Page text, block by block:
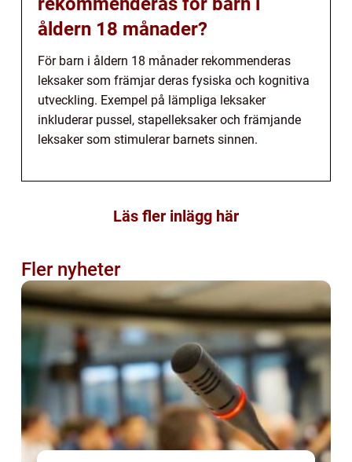
åldern 18 månader?
För barn i åldern 18 månader rekommenderas
leksaker som främjar deras fysiska och kognitiva
utveckling. Exempel på lämpliga leksaker
inkluderar pussel, stapelleksaker och främjande
leksaker som stimulerar barnets sinnen.
Läs fler inlägg här
Fler nyheter